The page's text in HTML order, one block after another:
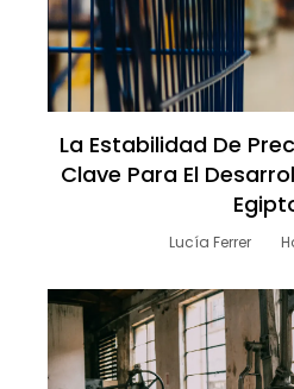
La Estabilidad De
Clave Para El
Lucía Ferrer